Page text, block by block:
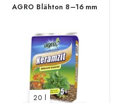
AGRO Blähton 8–16 mm
20 l